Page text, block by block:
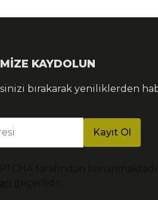
KAYDOLUN
bırakarak yeniliklerden
Kayıt Ol